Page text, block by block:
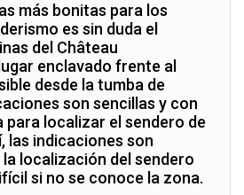
más bonitas para los
es sin duda el
del Château
enclavado frente al
desde la tumba de
son sencillas y con
para localizar el sendero de
las indicaciones son
localización del sendero
si no se conoce la zona.